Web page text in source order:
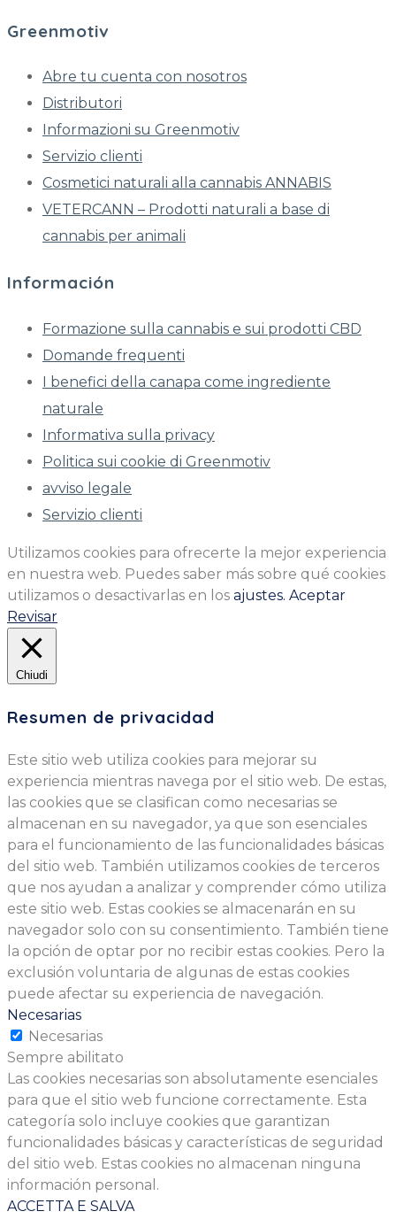
Greenmotiv
Abre tu cuenta con nosotros
Distributori
Informazioni su Greenmotiv
Servizio clienti
Cosmetici naturali alla cannabis ANNABIS
VETERCANN – Prodotti naturali a base di
cannabis per animali
Información
Formazione sulla cannabis e sui prodotti CBD
Domande frequenti
I benefici della canapa come ingrediente
naturale
Informativa sulla privacy
Politica sui cookie di Greenmotiv
avviso legale
Servizio clienti
Utilizamos cookies para ofrecerte la mejor experiencia
en nuestra web. Puedes saber más sobre qué cookies
utilizamos o desactivarlas en los ajustes. Aceptar
Revisar
Chiudi
Resumen de privacidad
Este sitio web utiliza cookies para mejorar su
experiencia mientras navega por el sitio web. De estas,
las cookies que se clasifican como necesarias se
almacenan en su navegador, ya que son esenciales
para el funcionamiento de las funcionalidades básicas
del sitio web. También utilizamos cookies de terceros
que nos ayudan a analizar y comprender cómo utiliza
este sitio web. Estas cookies se almacenarán en su
navegador solo con su consentimiento. También tiene
la opción de optar por no recibir estas cookies. Pero la
exclusión voluntaria de algunas de estas cookies
puede afectar su experiencia de navegación.
Necesarias
Necesarias
Sempre abilitato
Las cookies necesarias son absolutamente esenciales
para que el sitio web funcione correctamente. Esta
categoría solo incluye cookies que garantizan
funcionalidades básicas y características de seguridad
del sitio web. Estas cookies no almacenan ninguna
información personal.
ACCETTA E SALVA